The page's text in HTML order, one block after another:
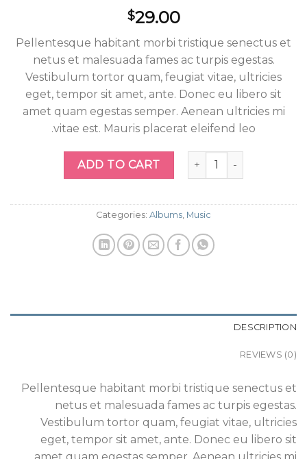
$29.00
Pellentesque habitant morbi tristique senectus et
netus et malesuada fames ac turpis egestas.
Vestibulum tortor quam, feugiat vitae, ultricies
eget, tempor sit amet, ante. Donec eu libero sit
amet quam egestas semper. Aenean ultricies mi
vitae est. Mauris placerat eleifend leo.
Woo Album #1 quantity
ADD TO CART
Categories: Albums Music
DESCRIPTION
REVIEWS (0)
Pellentesque habitant morbi tristique senectus et
netus et malesuada fames ac turpis egestas.
Vestibulum tortor quam, feugiat vitae, ultricies
eget, tempor sit amet, ante. Donec eu libero sit
amet quam egestas semper. Aenean ultricies mi